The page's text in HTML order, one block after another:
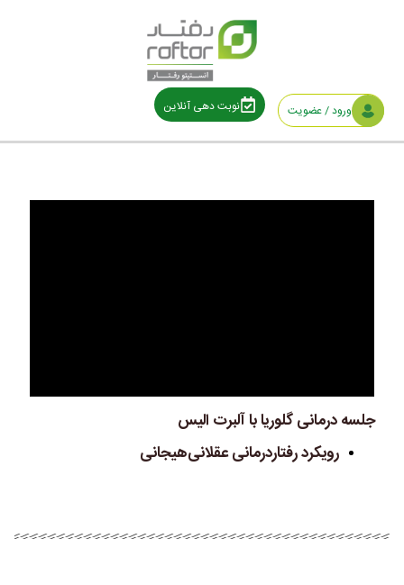
ورود / عضویت نوبت دهی آنلاین
جلسه درمانی گلوریا با آلبرت الیس
رویکرد رفتاردرمانی عقلانی‌هیجانی